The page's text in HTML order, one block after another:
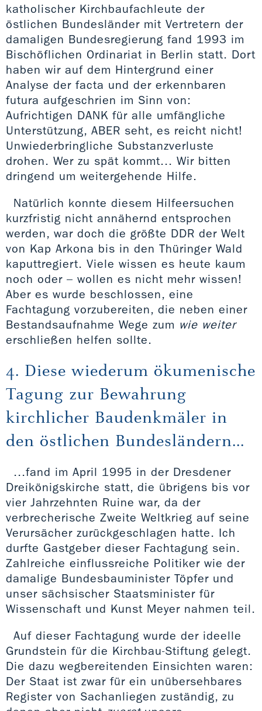
katholischer Kirchbaufachleute der
östlichen Bundesländer mit Vertretern der
damaligen Bundesregierung fand 1993 im
Bischöflichen Ordinariat in Berlin statt. Dort
haben wir auf dem Hintergrund einer
Analyse der facta und der erkennbaren
futura aufgeschrien im Sinn von:
Aufrichtigen DANK für alle umfängliche
Unterstützung, ABER seht, es reicht nicht!
Unwiederbringliche Substanzverluste
drohen. Wer zu spät kommt... Wir bitten
dringend um weitergehende Hilfe.
Natürlich konnte diesem Hilfeersuchen
kurzfristig nicht annähernd entsprochen
werden, war doch die größte DDR der Welt
von Kap Arkona bis in den Thüringer Wald
kaputtregiert. Viele wissen es heute kaum
noch oder – wollen es nicht mehr wissen!
Aber es wurde beschlossen, eine
Fachtagung vorzubereiten, die neben einer
Bestandsaufnahme Wege zum wie weiter
erschließen helfen sollte.
4. Diese wiederum ökumenische
Tagung zur Bewahrung
kirchlicher Baudenkmäler in
den östlichen Bundesländern...
...fand im April 1995 in der Dresdener
Dreikönigskirche statt, die übrigens bis vor
vier Jahrzehnten Ruine war, da der
verbrecherische Zweite Weltkrieg auf seine
Verursächer zurückgeschlagen hatte. Ich
durfte Gastgeber dieser Fachtagung sein.
Zahlreiche einflussreiche Politiker wie der
damalige Bundesbauminister Töpfer und
unser sächsischer Staatsminister für
Wissenschaft und Kunst Meyer nahmen teil.
Auf dieser Fachtagung wurde der ideelle
Grundstein für die Kirchbau-Stiftung gelegt.
Die dazu wegbereitenden Einsichten waren:
Der Staat ist zwar für ein unübersehbares
Register von Sachanliegen zuständig, zu